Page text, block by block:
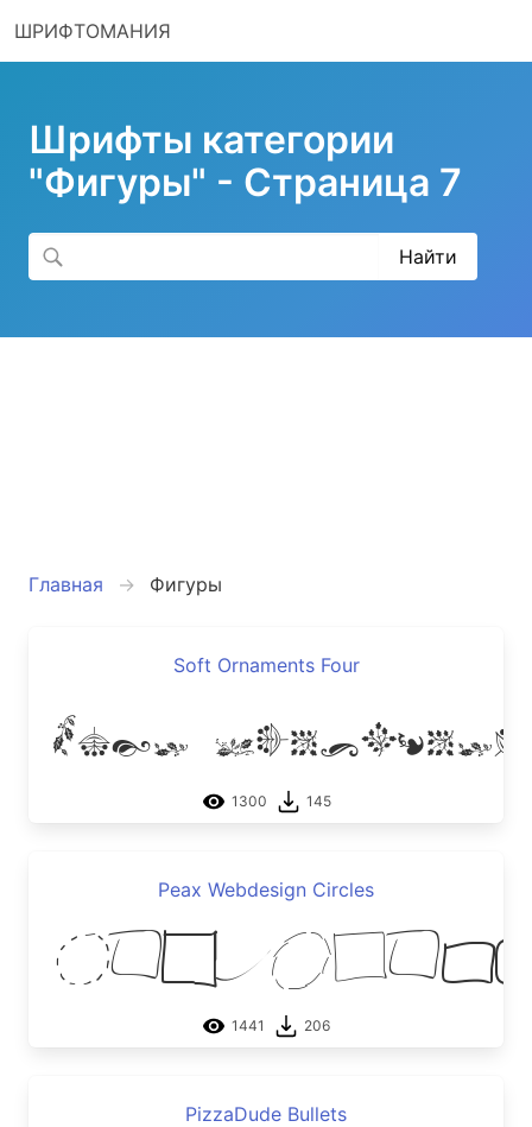
ШРИФТОМАНИЯ
Шрифты категории
"Фигуры" - Страница 7
Главная Фигуры
Soft Ornaments Four
Soft
1300 145
Peax Webdesign Circles
Peax
1441 206
PizzaDude Bullets